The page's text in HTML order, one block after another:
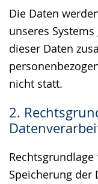
Die Daten
unseres
dieser Daten
nicht statt.
2.
Speicherung der